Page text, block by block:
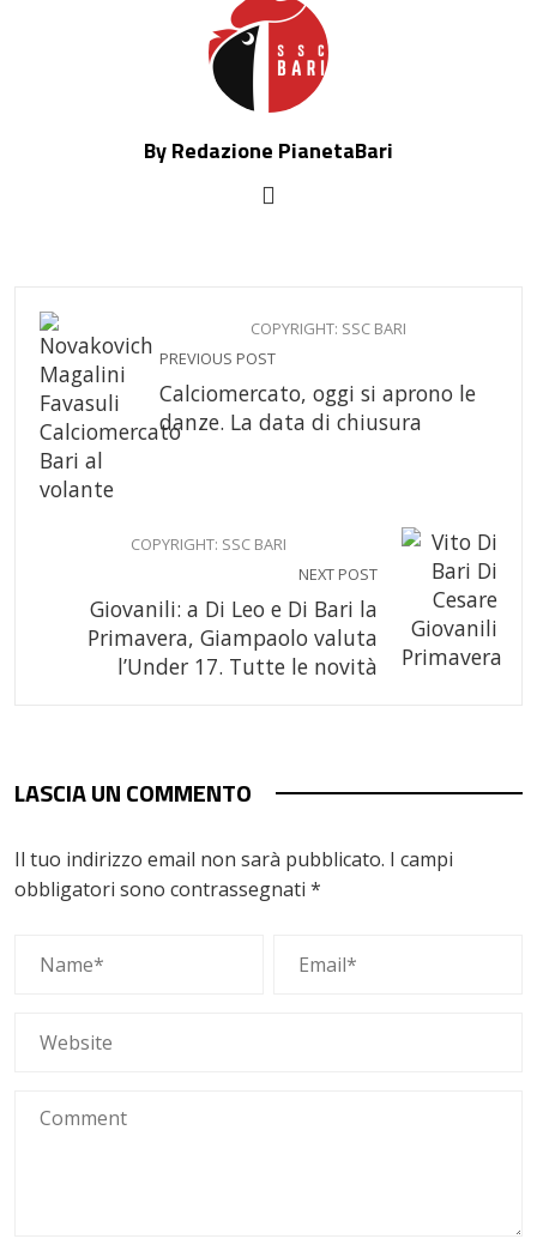
By Redazione PianetaBari
COPYRIGHT: SSC BARI
PREVIOUS POST
Calciomercato, oggi si aprono le
danze. La data di chiusura
COPYRIGHT: SSC BARI
NEXT POST
Giovanili: a Di Leo e Di Bari la
Primavera, Giampaolo valuta
l’Under 17. Tutte le novità
LASCIA UN COMMENTO
Il tuo indirizzo email non sarà pubblicato. I campi
obbligatori sono contrassegnati *